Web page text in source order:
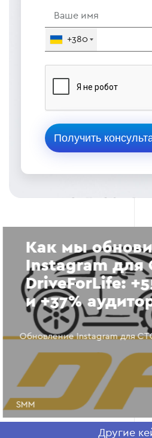
+380
Как мы
Instagram для
DriveForLife:
и +37%
Обновление Instagram для
SMM
Другие